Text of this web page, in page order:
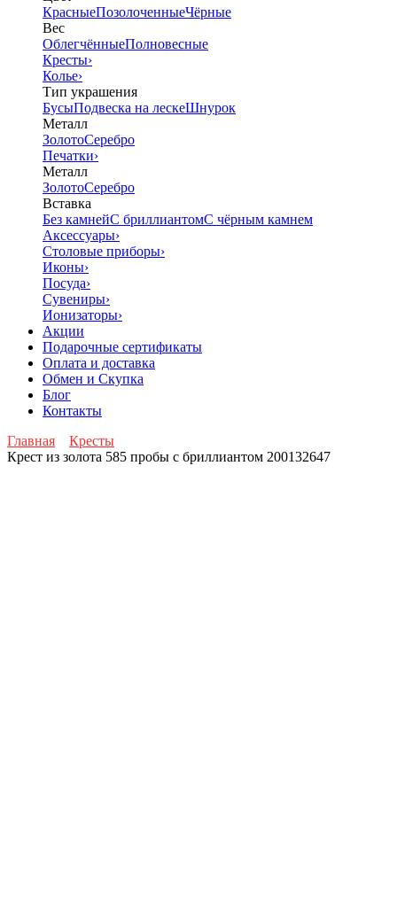
КрасныеПозолоченныеЧёрные
Вес
ОблегчённыеПолновесные
Кресты›
Колье›
Тип украшения
БусыПодвеска на лескеШнурок
Металл
ЗолотоСеребро
Печатки›
Металл
ЗолотоСеребро
Вставка
Без камнейС бриллиантомС чёрным камнем
Аксессуары›
Столовые приборы›
Иконы›
Посуда›
Сувениры›
Ионизаторы›
Акции
Подарочные сертификаты
Оплата и доставка
Обмен и Скупка
Блог
Контакты
Главная
Кресты
Крест из золота 585 пробы с бриллиантом 200132647